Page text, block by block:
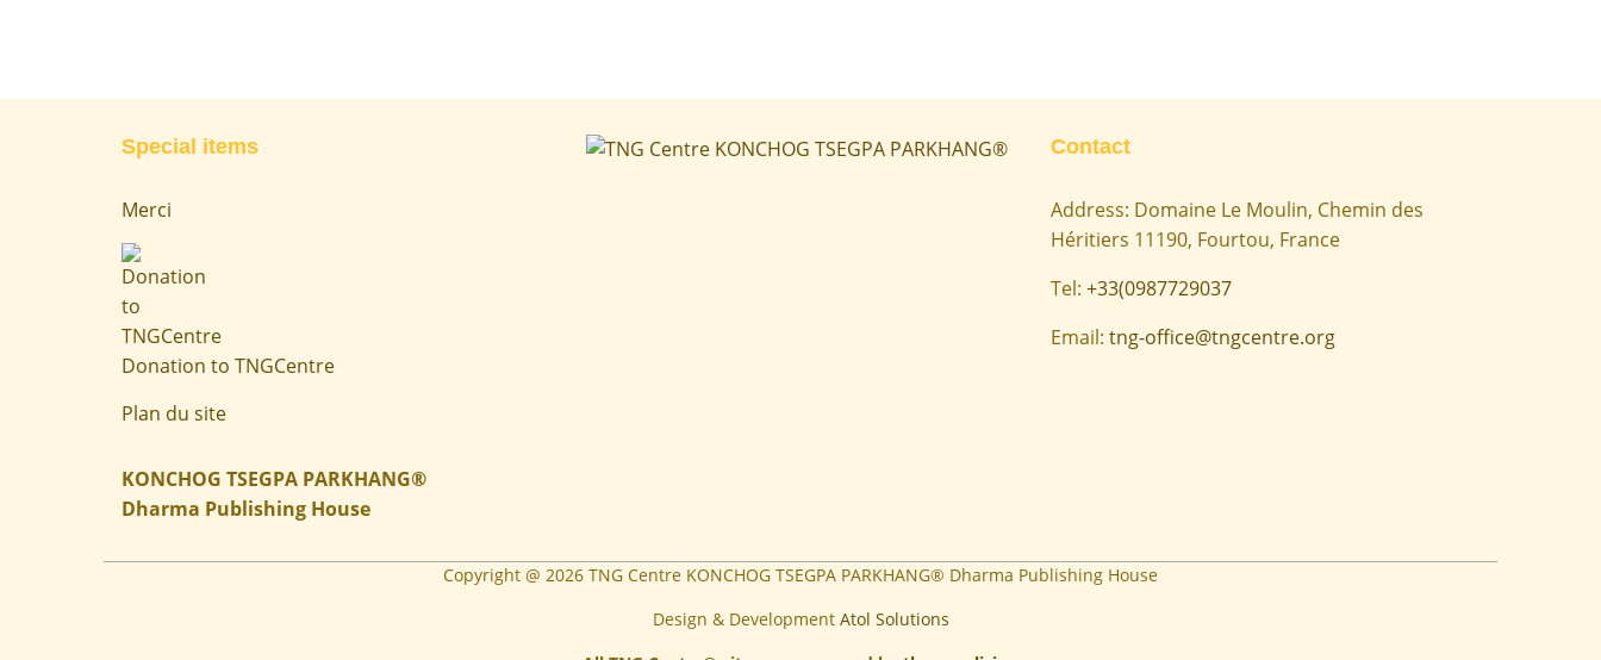
Special items
Merci
Donation to TNGCentre
Plan du site
KONCHOG TSEGPA PARKHANG®
Dharma Publishing House
Contact
Address: Domaine Le Moulin, Chemin des
Héritiers 11190, Fourtou, France
Tel: +33(0987729037
Email: tng-office@tngcentre.org
Copyright @ 2026 TNG Centre KONCHOG TSEGPA PARKHANG® Dharma Publishing House
Design & Development Atol Solutions